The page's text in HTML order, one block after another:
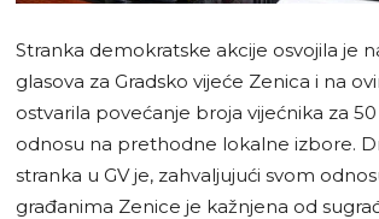
Stranka demokratske akcije osvojila je
glasova za Gradsko vijeće Zenica i na
ostvarila povećanje broja vijećnika za
odnosu na prethodne lokalne izbore.
stranka u GV je, zahvaljujući svom
građanima Zenice je kažnjena od